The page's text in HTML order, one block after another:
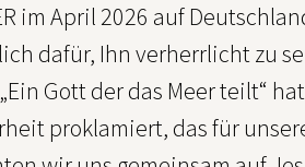
im April 2026 auf
dafür, Ihn verherrlicht zu
Gott der das Meer teilt“
proklamiert, das für